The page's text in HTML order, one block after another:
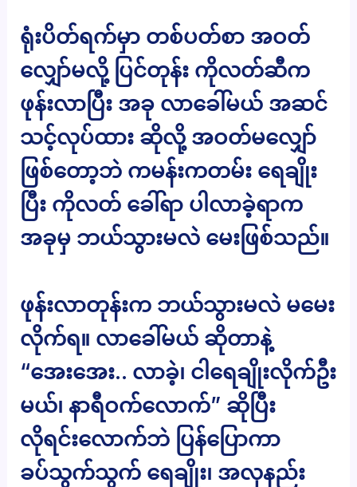
ရုံးပိတ်ရက်မှာ တစ်ပတ်စာ အဝတ်
လျှော်မလို့ ပြင်တုန်း ကိုလတ်ဆီက
ဖုန်းလာပြီး အခု လာခေါ်မယ် အဆင်
သင့်လုပ်ထား ဆိုလို့ အဝတ်မလျှော်
ဖြစ်တော့ဘဲ ကမန်းကတမ်း ရေချိုး
ပြီး ကိုလတ် ခေါ်ရာ ပါလာခဲ့ရာက
အခုမှ ဘယ်သွားမလဲ မေးဖြစ်သည်။
ဖုန်းလာတုန်းက ဘယ်သွားမလဲ မမေး
လိုက်ရ။ လာခေါ်မယ် ဆိုတာနဲ့
“အေးအေး.. လာခဲ့၊ ငါရေချိုးလိုက်ဦး
မယ်၊ နာရီဝက်လောက်” ဆိုပြီး
လိုရင်းလောက်ဘဲ ပြန်ပြောကာ
ခပ်သွက်သွက် ရေချိုး၊ အလှနည်း